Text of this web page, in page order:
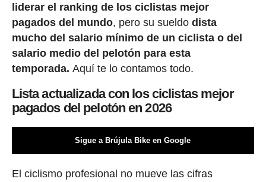
liderar el ranking de los ciclistas mejor
pagados del mundo, pero su sueldo dista
mucho del salario mínimo de un ciclista o del
salario medio del pelotón para esta
temporada. Aquí te lo contamos todo.
Lista actualizada con los ciclistas mejor
pagados del pelotón en 2026
Sigue a Brújula Bike en Google
El ciclismo profesional no mueve las cifras